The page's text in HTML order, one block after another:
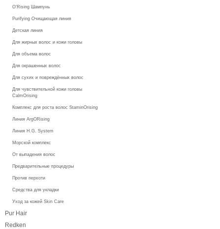
O’Rising Шампунь
Purifying Очищающая линия
Детская линия
Для жирных волос и кожи головы
Для объема волос
Для окрашенных волос
Для сухих и повреждённых волос
Для чувствительной кожи головы
CalmOrising
Комплекс для роста волос StaminOrising
Линия ArgORising
Линия H.G. System
Морской комплекс
От выпадения волос
Предварительные процедуры
Против перхоти
Средства для укладки
Уход за кожей Skin Care
Pur Hair
Redken